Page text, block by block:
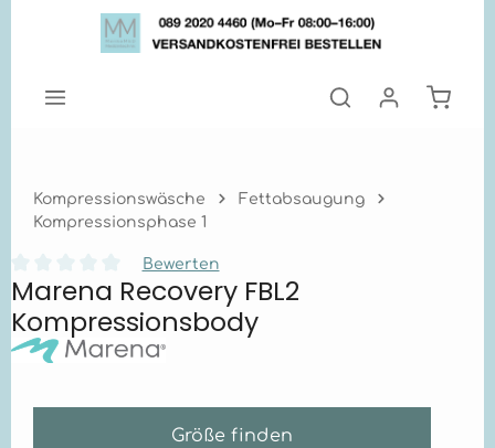
Zum Hauptinhalt springen
Kompressionswäsche
Fettabsaugung
Kompressionsphase 1
Durchschnittliche Bewertung von 0 von 5 Sternen
Bewerten
Marena Recovery FBL2
Kompressionsbody
Größe finden